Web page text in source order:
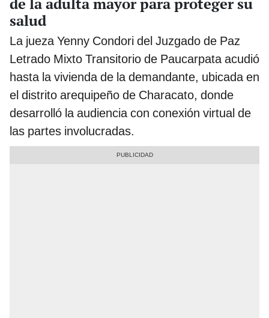
salud
La jueza Yenny Condori del Juzgado de Paz
Letrado Mixto Transitorio de Paucarpata acudió
hasta la vivienda de la demandante, ubicada en
el distrito arequipeño de Characato, donde
desarrolló la audiencia con conexión virtual de
las partes involucradas.